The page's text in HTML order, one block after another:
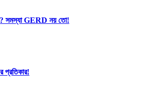
সমস্যা GERD নয় তো!
প্রতিকার!